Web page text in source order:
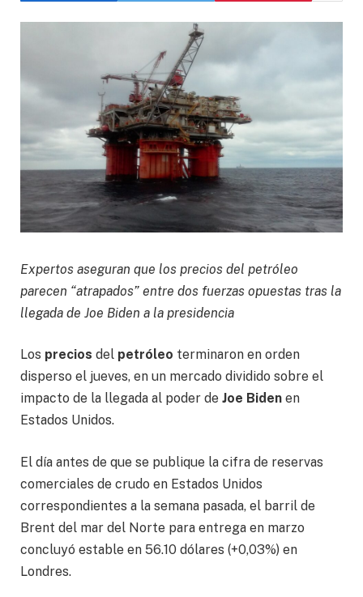
Expertos aseguran que los precios del petróleo
parecen “atrapados” entre dos fuerzas opuestas tras la
llegada de Joe Biden a la presidencia
Los precios del petróleo terminaron en orden
disperso el jueves, en un mercado dividido sobre el
impacto de la llegada al poder de Joe Biden en
Estados Unidos.
El día antes de que se publique la cifra de reservas
comerciales de crudo en Estados Unidos
correspondientes a la semana pasada, el barril de
Brent del mar del Norte para entrega en marzo
concluyó estable en 56.10 dólares (+0,03%) en
Londres.